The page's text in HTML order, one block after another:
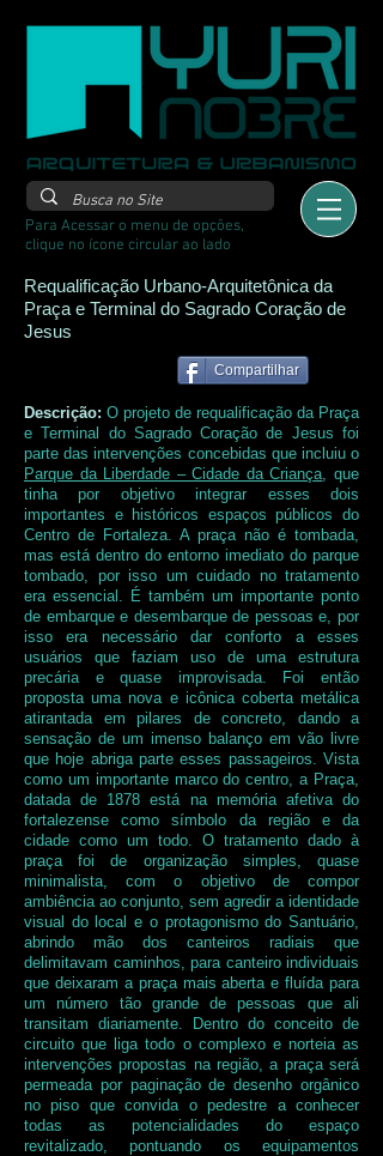
Para Acessar o menu de opções,
clique no ícone circular ao lado
Requalificação Urbano-Arquitetônica da
Praça e Terminal do Sagrado Coração de
Jesus
Compartilhar
Descrição: O projeto de requalificação da Praça
e Terminal do Sagrado Coração de Jesus foi
parte das intervenções concebidas que incluiu o
Parque da Liberdade – Cidade da Criança, que
tinha por objetivo integrar esses dois
importantes e históricos espaços públicos do
Centro de Fortaleza. A praça não é tombada,
mas está dentro do entorno imediato do parque
tombado, por isso um cuidado no tratamento
era essencial. É também um importante ponto
de embarque e desembarque de pessoas e, por
isso era necessário dar conforto a esses
usuários que faziam uso de uma estrutura
precária e quase improvisada. Foi então
proposta uma nova e icônica coberta metálica
atirantada em pilares de concreto, dando a
sensação de um imenso balanço em vão livre
que hoje abriga parte esses passageiros. Vista
como um importante marco do centro, a Praça,
datada de 1878 está na memória afetiva do
fortalezense como símbolo da região e da
cidade como um todo. O tratamento dado à
praça foi de organização simples, quase
minimalista, com o objetivo de compor
ambiência ao conjunto, sem agredir a identidade
visual do local e o protagonismo do Santuário,
abrindo mão dos canteiros radiais que
delimitavam caminhos, para canteiro individuais
que deixaram a praça mais aberta e fluída para
um número tão grande de pessoas que ali
transitam diariamente. Dentro do conceito de
circuito que liga todo o complexo e norteia as
intervenções propostas na região, a praça será
permeada por paginação de desenho orgânico
no piso que convida o pedestre a conhecer
todas as potencialidades do espaço
revitalizado, pontuando os equipamentos